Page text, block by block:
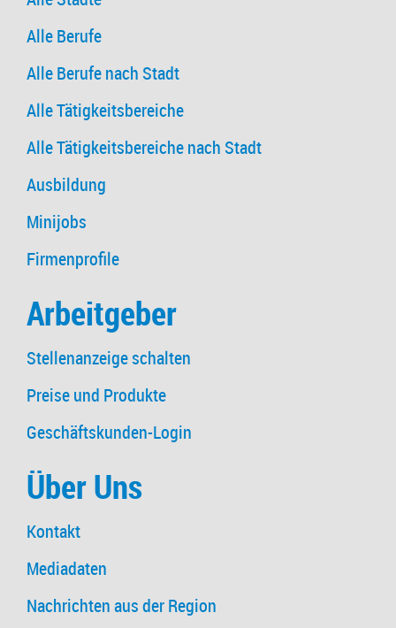
Alle Berufe
Alle Berufe nach Stadt
Alle Tätigkeitsbereiche
Alle Tätigkeitsbereiche nach Stadt
Ausbildung
Minijobs
Firmenprofile
Arbeitgeber
Stellenanzeige schalten
Preise und Produkte
Geschäftskunden-Login
Über Uns
Kontakt
Mediadaten
Nachrichten aus der Region